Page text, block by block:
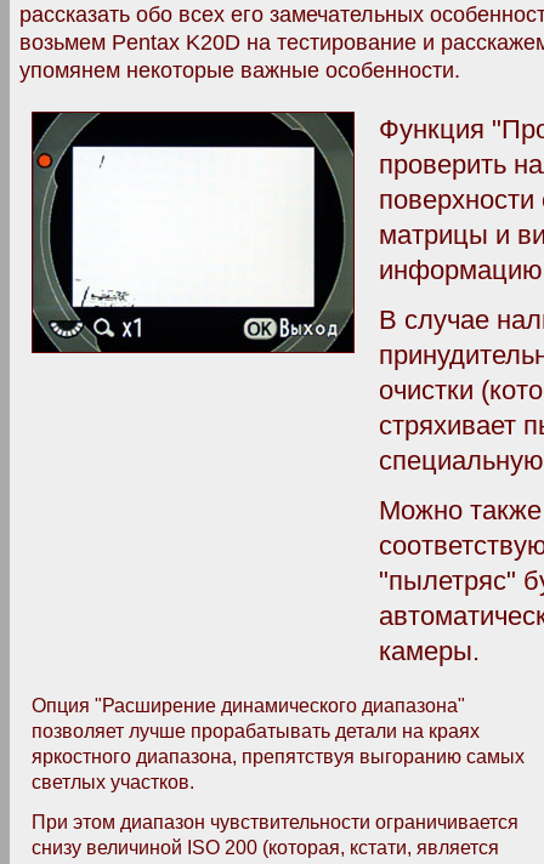
рассказать обо всех его замечательных
возьмем Pentax K20D на тестирование и
упомянем некоторые важные особенности.
Функция
проверить
поверхности
матрицы и
В случае
очистки
стряхивает
Можно
"пылетряс"
камеры.
Опция "Расширение динамического диапазона"
позволяет лучше прорабатывать детали на краях
яркостного диапазона, препятствуя выгоранию самых
светлых участков.
При этом диапазон чувствительности ограничивается
снизу величиной ISO 200 (которая, кстати, является